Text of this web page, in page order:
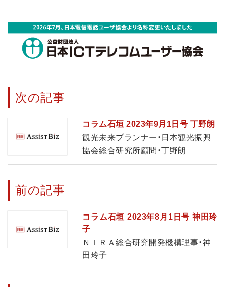
次の記事
コラム石垣 2023年9月1日号 丁野朗
観光未来プランナー・日本観光振興
協会総合研究所顧問・丁野朗
前の記事
コラム石垣 2023年8月1日号 神田玲
子
ＮＩＲＡ総合研究開発機構理事・神
田玲子